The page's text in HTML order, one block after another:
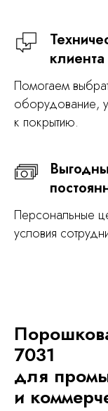
клиента
Помогаем
оборудование,
к покрытию.
Персональные
условия
7031
для
и